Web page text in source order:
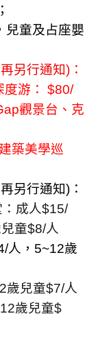
兒童及占座嬰
另行通知) ：
游： $80/
觀景台、克
築美學巡
另行通知) ：
成人$15/
童$8/人
人， 5~12歲
歲兒童$7/人
歲兒童$